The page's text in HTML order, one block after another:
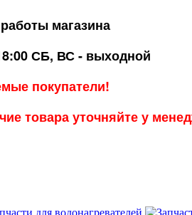
магазина
СБ, ВС - выходной
покупатели!
товара уточняйте у